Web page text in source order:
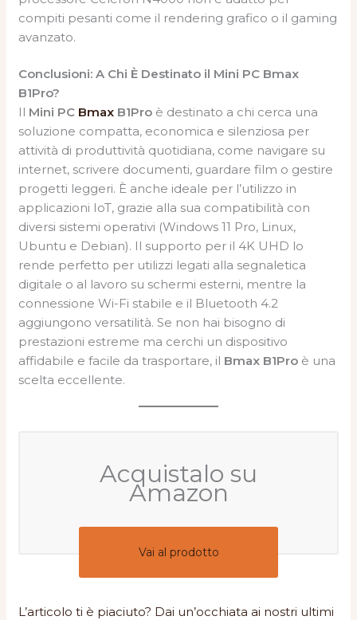
compiti pesanti come il rendering grafico o il gaming
avanzato.
Conclusioni: A Chi È Destinato il Mini PC Bmax
B1Pro?
Il Mini PC Bmax B1Pro è destinato a chi cerca una
soluzione compatta, economica e silenziosa per
attività di produttività quotidiana, come navigare su
internet, scrivere documenti, guardare film o gestire
progetti leggeri. È anche ideale per l’utilizzo in
applicazioni IoT, grazie alla sua compatibilità con
diversi sistemi operativi (Windows 11 Pro, Linux,
Ubuntu e Debian). Il supporto per il 4K UHD lo
rende perfetto per utilizzi legati alla segnaletica
digitale o al lavoro su schermi esterni, mentre la
connessione Wi-Fi stabile e il Bluetooth 4.2
aggiungono versatilità. Se non hai bisogno di
prestazioni estreme ma cerchi un dispositivo
affidabile e facile da trasportare, il Bmax B1Pro è una
scelta eccellente.
Acquistalo su
Amazon
Vai al prodotto
L’articolo ti è piaciuto? Dai un’occhiata ai nostri ultimi